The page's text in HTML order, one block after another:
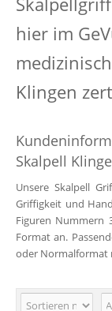
hier im
Klingen
Skalpell
Unsere Skalpell
Griffigkeit und
Figuren Nummern
Format an.
oder Normalformat